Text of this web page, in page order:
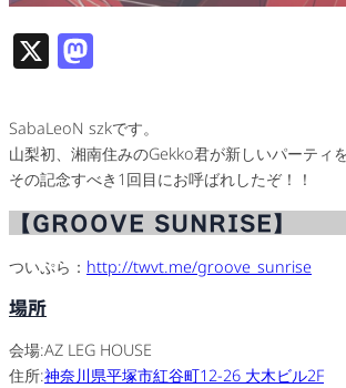
X
to
d
o
n
SabaLeoN szkです。
山梨初、湘南住みのGekko君が新しいパーティ
その記念すべき1回目にお呼ばれしたぞ！！
【GROOVE SUNRISE】
ついぷら： http://twvt.me/groove_sunrise
場所
会場:AZ LEG HOUSE
住所:神奈川県平塚市紅谷町12-26 大木ビル2F